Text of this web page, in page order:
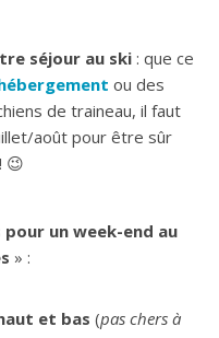
séjour au ski : que ce
ou des
de traineau, il faut
août pour être sûr
😉
un week-end au
» :
et bas (pas chers à